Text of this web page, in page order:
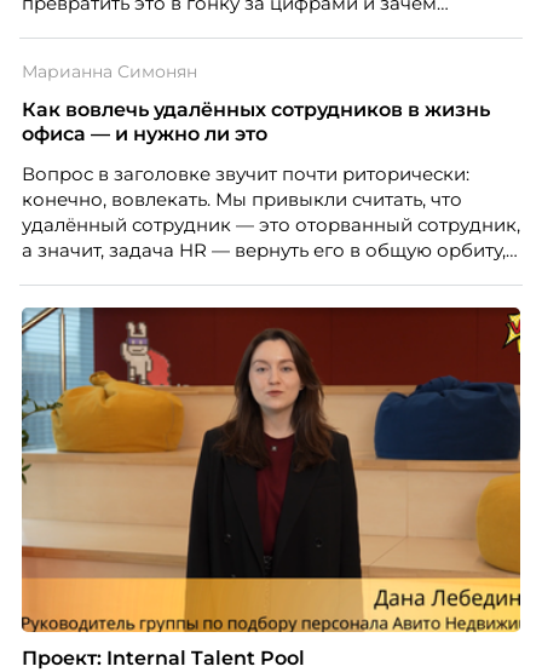
Чеснокова, HR-директор Right line.
Марианна Симонян
Как вовлечь удалённых сотрудников в жизнь
офиса — и нужно ли это
Вопрос в заголовке звучит почти риторически:
конечно, вовлекать. Мы привыкли считать, что
удалённый сотрудник — это оторванный сотрудник,
а значит, задача HR — вернуть его в общую орбиту,
вовлечения, стоит остановиться на неудобном
факте: данные говорят ровно обратное тому, что
подсказывает интуиция. Автор свежего выпуска
Марианна Симонян — HR Tech лидер, эксперт по
People Analytics, приглашённый лектор НИУ ВШЭ и
МИФИ, автор книги «Дао женской карьеры».
Проект: Internal Talent Pool